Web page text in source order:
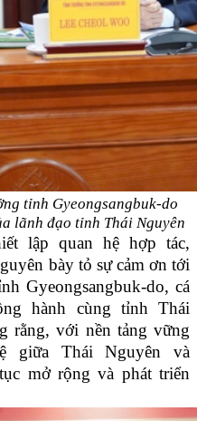
tỉnh Gyeongsangbuk-do
lãnh đạo tỉnh Thái Nguyên
lập quan hệ hợp tác,
bày tỏ sự cảm ơn tới
Gyeongsangbuk-do, cá
hành cùng tỉnh Thái
rằng, với nền tảng vững
giữa Thái Nguyên và
mở rộng và phát triển